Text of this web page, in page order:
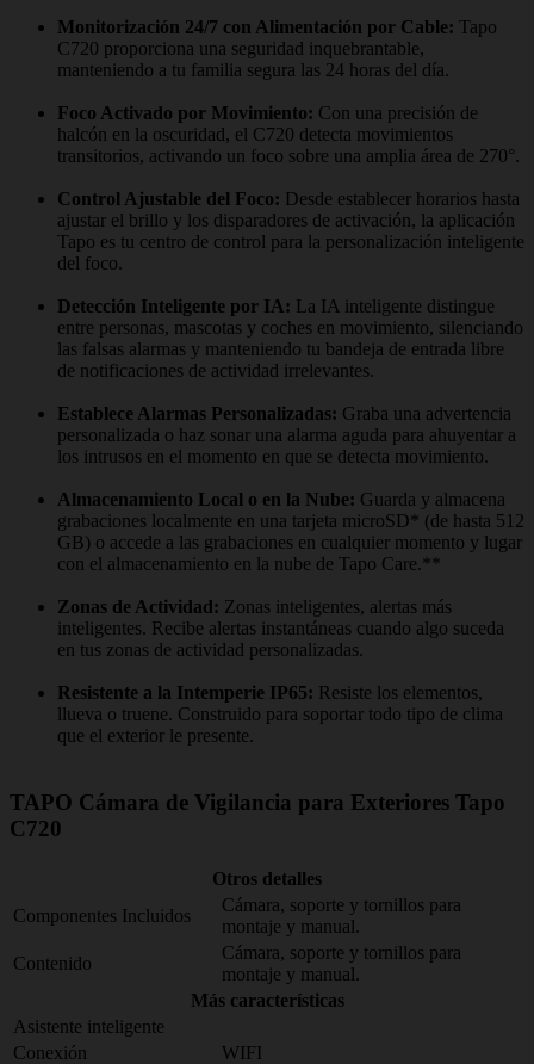
Monitorización 24/7 con Alimentación por Cable: Tapo
C720 proporciona una seguridad inquebrantable,
manteniendo a tu familia segura las 24 horas del día.
Foco Activado por Movimiento: Con una precisión de
halcón en la oscuridad, el C720 detecta movimientos
transitorios, activando un foco sobre una amplia área de 270°.
Control Ajustable del Foco: Desde establecer horarios hasta
ajustar el brillo y los disparadores de activación, la aplicación
Tapo es tu centro de control para la personalización inteligente
del foco.
Detección Inteligente por IA: La IA inteligente distingue
entre personas, mascotas y coches en movimiento, silenciando
las falsas alarmas y manteniendo tu bandeja de entrada libre
de notificaciones de actividad irrelevantes.
Establece Alarmas Personalizadas: Graba una advertencia
personalizada o haz sonar una alarma aguda para ahuyentar a
los intrusos en el momento en que se detecta movimiento.
Almacenamiento Local o en la Nube: Guarda y almacena
grabaciones localmente en una tarjeta microSD* (de hasta 512
GB) o accede a las grabaciones en cualquier momento y lugar
con el almacenamiento en la nube de Tapo Care.**
Zonas de Actividad: Zonas inteligentes, alertas más
inteligentes. Recibe alertas instantáneas cuando algo suceda
en tus zonas de actividad personalizadas.
Resistente a la Intemperie IP65: Resiste los elementos,
llueva o truene. Construido para soportar todo tipo de clima
que el exterior le presente.
TAPO Cámara de Vigilancia para Exteriores Tapo
C720
Otros detalles
Componentes Incluidos
Cámara, soporte y tornillos para
montaje y manual.
Contenido
Cámara, soporte y tornillos para
montaje y manual.
Más características
Asistente inteligente
Conexión
WIFI